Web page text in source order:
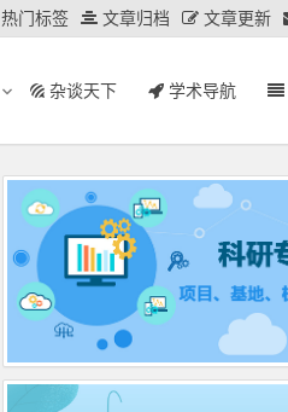
热门标签 文章归档 文章更新
杂谈天下 学术导航